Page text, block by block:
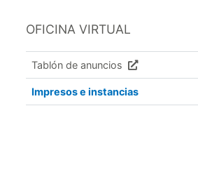
OFICINA VIRTUAL
Tablón de anuncios
Impresos e instancias